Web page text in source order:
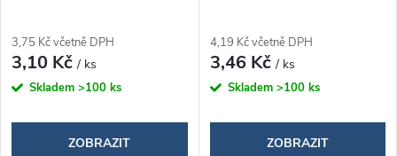
3,75 Kč včetně DPH
3,10 Kč/ ks
Skladem >100 ks
ZOBRAZIT
4,19 Kč včetně DPH
3,46 Kč/ ks
Skladem >100 ks
ZOBRAZIT